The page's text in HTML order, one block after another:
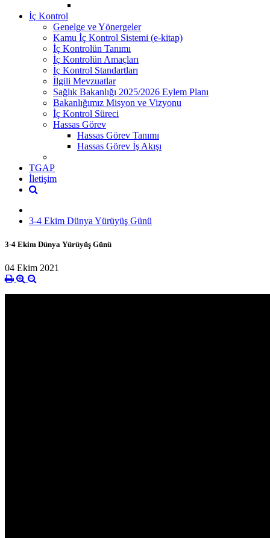
İç Kontrol
Genelge ve Yönergeler
Kamu İç Kontrol Sistemi (e-kitap)
İç Kontrolün Tanımı
İç Kontrolün Amaçları
İç Kontrol Standartları
İlgili Mevzuatlar
Sağlık Bakanlığı 2025/2026 Eylem Planı
Bakanlığımız Misyon ve Vizyonu
İç Kontrol Süreci
Hassas Görev
Hassas Görev Tanımı
Hassas Görev İş Akışı
TGAP
İletişim
3-4 Ekim Dünya Yürüyüş Günü
3-4 Ekim Dünya Yürüyüş Günü
04 Ekim 2021